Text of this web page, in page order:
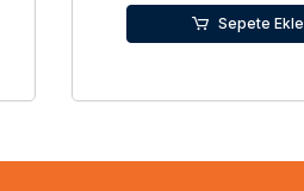
Sepete Ekle